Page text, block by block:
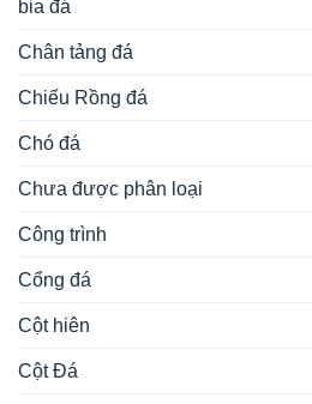
bia đá
Chân tảng đá
Chiếu Rồng đá
Chó đá
Chưa được phân loại
Công trình
Cổng đá
Cột hiên
Cột Đá